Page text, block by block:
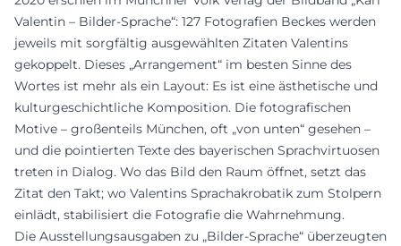
Valentin – Bilder-Sprache“: 127 Fotografien Beckes werden
jeweils mit sorgfältig ausgewählten Zitaten Valentins
gekoppelt. Dieses „Arrangement“ im besten Sinne des
Wortes ist mehr als ein Layout: Es ist eine ästhetische und
kulturgeschichtliche Komposition. Die fotografischen
Motive – großenteils München, oft „von unten“ gesehen –
und die pointierten Texte des bayerischen Sprachvirtuosen
treten in Dialog. Wo das Bild den Raum öffnet, setzt das
Zitat den Takt; wo Valentins Sprachakrobatik zum Stolpern
einlädt, stabilisiert die Fotografie die Wahrnehmung.
Die Ausstellungsausgaben zu „Bilder-Sprache“ überzeugten